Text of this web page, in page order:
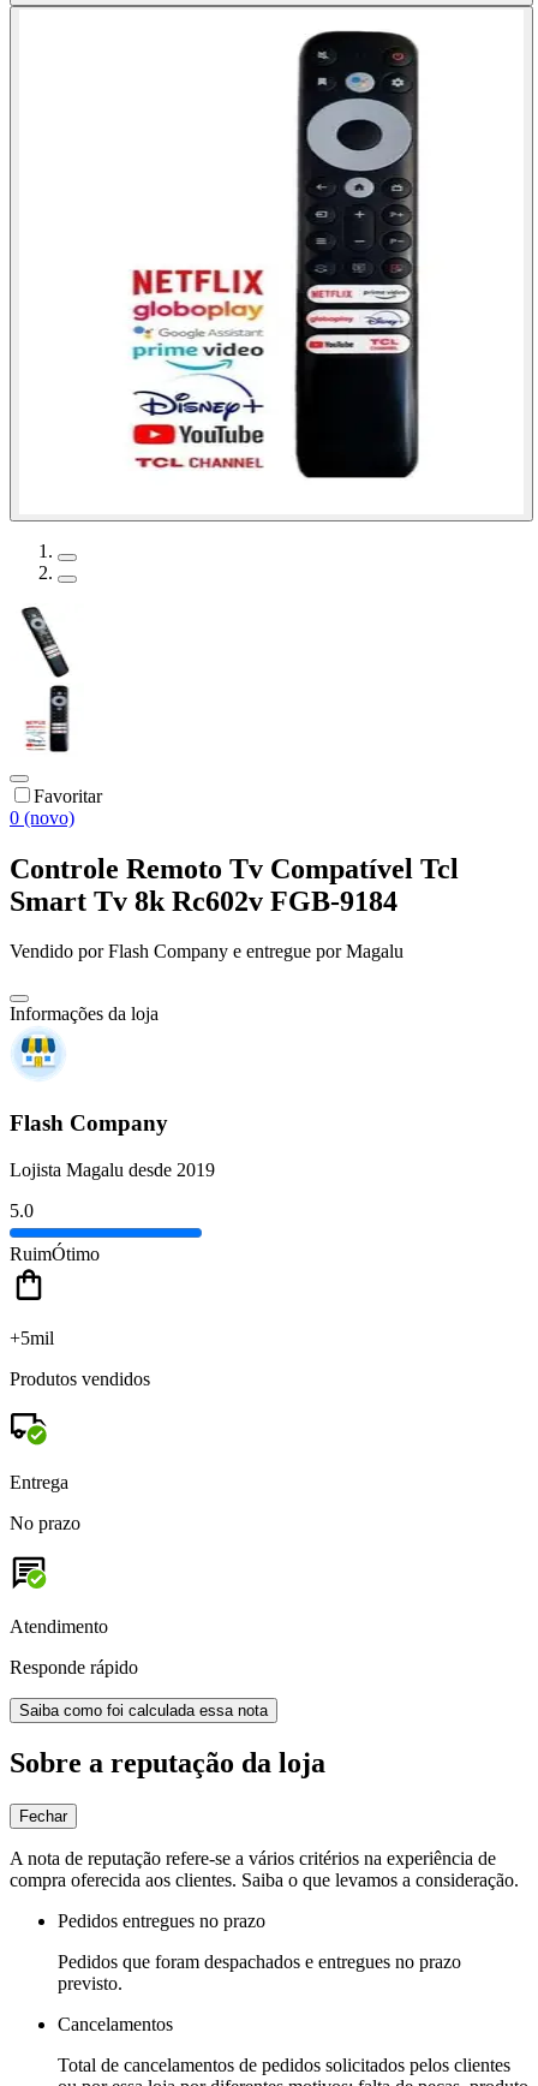
Favoritar
0 (novo)
Controle Remoto Tv Compatível Tcl
Smart Tv 8k Rc602v FGB-9184
Vendido porFlash Company e entregue por Magalu
Informações da loja
Flash Company
Lojista Magalu desde 2019
5.0
RuimÓtimo
+5mil
Produtos vendidos
Entrega
No prazo
Atendimento
Responde rápido
Saiba como foi calculada essa nota
Sobre a reputação da loja
Fechar
A nota de reputação refere-se a vários critérios na experiência de
compra oferecida aos clientes. Saiba o que levamos a consideração.
Pedidos entregues no prazo
Pedidos que foram despachados e entregues no prazo
previsto.
Cancelamentos
Total de cancelamentos de pedidos solicitados pelos clientes